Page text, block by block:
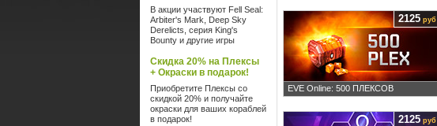
В акции участвуют Fell Seal:
Arbiter's Mark, Deep Sky
Derelicts, серия King's
Bounty и другие игры
Скидка 20% на Плексы
+ Окраски в подарок!
Приобретите Плексы со
скидкой 20% и получайте
окраски для ваших кораблей
в подарок!
EVE Online: 500 ПЛЕКСОВ
2125 руб
2125 руб